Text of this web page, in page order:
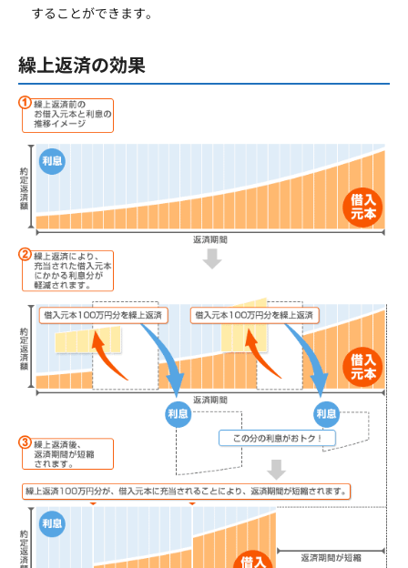
することができます。
繰上返済の効果